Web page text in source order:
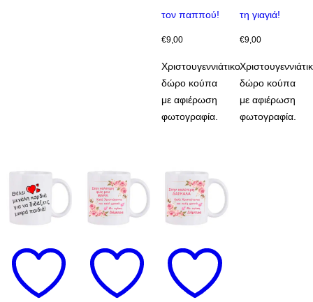
τον παππού!
€9,00
Χριστουγεννιάτικο
δώρο κούπα
με αφιέρωση
φωτογραφία.
τη γιαγιά!
€9,00
δώρο κούπα
με αφιέρωση
φωτογραφία.